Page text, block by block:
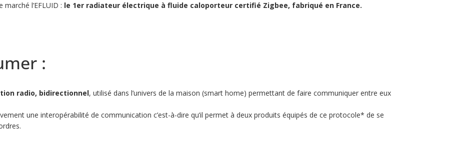
l’EFLUID : le 1er radiateur électrique à fluide caloporteur certifié Zigbee, fabriqué en France.
:
radio, bidirectionnel, utilisé dans l’univers de la maison (smart home) permettant de faire communiquer entre eux
une interopérabilité de communication c’est-à-dire qu’il permet à deux produits équipés de ce protocole* de se